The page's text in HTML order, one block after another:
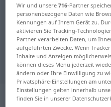
Tschechisch-Deutsch
Tschechisch-
für "inspekce"
"inspekce"
„inspekce“:
Wir und unsere716-Partner
personenbezogene Daten wie
Kennungen auf Ihrem Gerät zu.
aktivieren Sie Tracking-
Partner verarbeiten Daten, um
aufgeführten Zwecke. Wenn
Inhalte und Anzeigen
können dieses Menü jederzeit
ändern oder Ihre Einwilligung zu
Privatsphäre-Einstellungen am
Einstellungen gelten innerhalb
finden Sie in unserer